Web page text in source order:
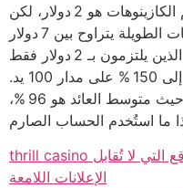
الحد الأدنى للرهان في معظم الكازينوهات هو 2 دولار، لكن
المتوسط الفعلي في الجلسات الطويلة يتراوح بين 7 دولار
و12 دولار، وهذا يعني أن اللاعبين الذين يلتزمون بـ 2 دولار فقط
يخلون عن فرص ربح محتملة تصل إلى 150 % على مدار 100 يد.
مقارنةً بالماكينات القابلة للعب، حيث متوسط العائد هو 96 %،
thrill casino استرداد نقدي 2026: صدمة الواقع التي لا تُقابل
الإعلانات اللامعة